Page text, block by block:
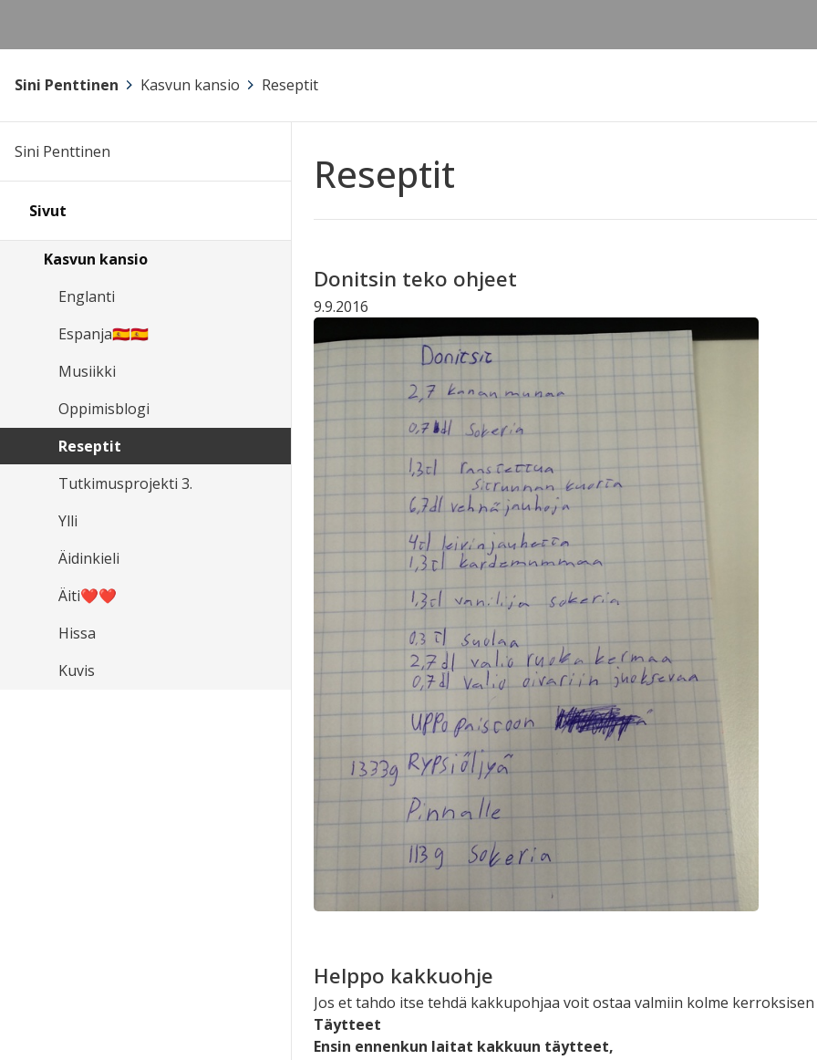
Sini Penttinen Kasvun kansio Reseptit
Reseptit
Donitsin teko ohjeet
9.9.2016
Helppo kakkuohje
Jos et tahdo itse tehdä kakkupohjaa voit ostaa valmiin kolme
Täytteet
Ensin ennenkun laitat kakkuun täytteet,
Sini Penttinen
Sivut
Kasvun kansio
Englanti
Espanja🇪🇸🇪🇸
Musiikki
Oppimisblogi
Reseptit
Tutkimusprojekti 3.
Ylli
Äidinkieli
Äiti❤️❤️
Hissa
Kuvis